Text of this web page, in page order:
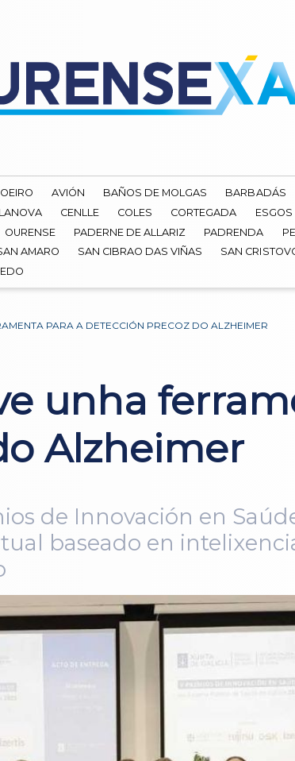
AVIÓN BAÑOS DE MOLGAS BARBADÁS
CENLLE COLES CORTEGADA ESGOS
OURENSE PADERNE DE ALLARIZ PADRENDA
AMARO SAN CIBRAO DAS VIÑAS SAN
PARA A DETECCIÓN PRECOZ DO ALZHEIMER
unha
Alzheimer
de Innovación en
baseado en